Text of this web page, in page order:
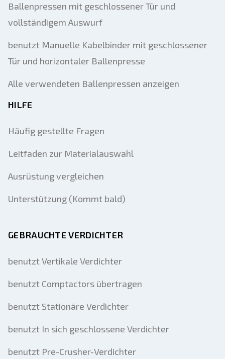
Ballenpressen mit geschlossener Tür und
vollständigem Auswurf
benutzt Manuelle Kabelbinder mit geschlossener
Tür und horizontaler Ballenpresse
Alle verwendeten Ballenpressen anzeigen
HILFE
Häufig gestellte Fragen
Leitfaden zur Materialauswahl
Ausrüstung vergleichen
Unterstützung (Kommt bald)
GEBRAUCHTE VERDICHTER
benutzt Vertikale Verdichter
benutzt Comptactors übertragen
benutzt Stationäre Verdichter
benutzt In sich geschlossene Verdichter
benutzt Pre-Crusher-Verdichter